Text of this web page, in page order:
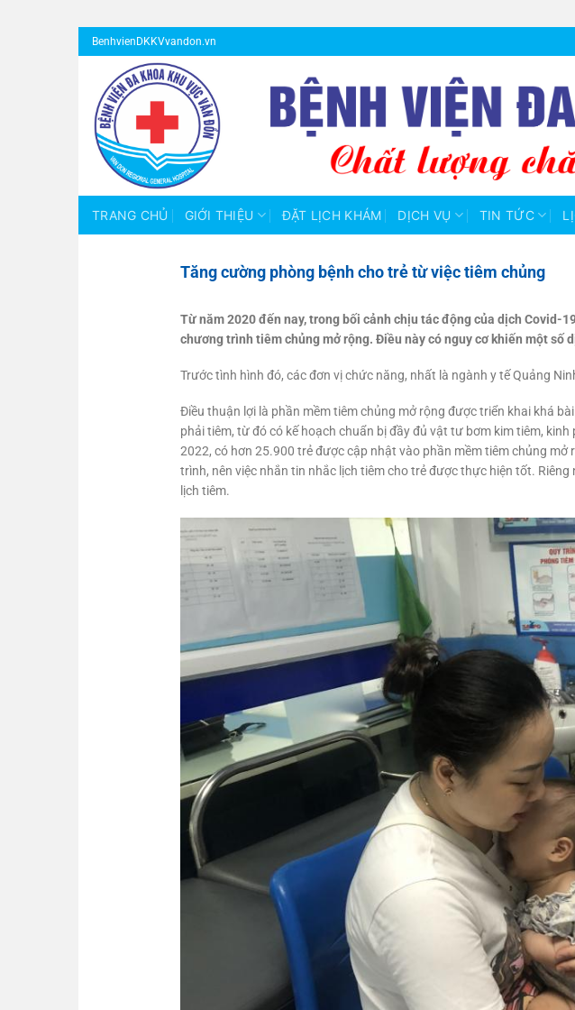
Bỏ
qua
dung
BenhvienDKKVvandon.vn
TRANG CHỦ GIỚI THIỆU ĐẶT LỊCH KHÁM DỊCH VỤ TIN TỨC
Tăng cường phòng bệnh cho trẻ từ việc tiêm chủng
Từ năm 2020 đến nay, trong bối cảnh chịu tác động của dịch Covid-
chương trình tiêm chủng mở rộng. Điều này có nguy cơ khiến một số
Trước tình hình đó, các đơn vị chức năng, nhất là ngành y tế Quảng
Điều thuận lợi là phần mềm tiêm chủng mở rộng được triển khai khá
phải tiêm, từ đó có kế hoạch chuẩn bị đầy đủ vật tư bơm kim tiêm,
2022, có hơn 25.900 trẻ được cập nhật vào phần mềm tiêm chủng
trình, nên việc nhắn tin nhắc lịch tiêm cho trẻ được thực hiện tốt.
lịch tiêm.